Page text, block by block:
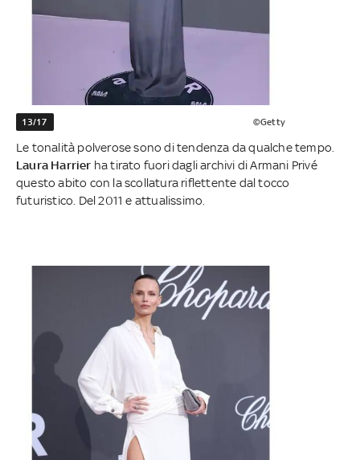
13/17 ©Getty
Le tonalità polverose sono di tendenza da qualche tempo.
Laura Harrier ha tirato fuori dagli archivi di Armani Privé
questo abito con la scollatura riflettente dal tocco
futuristico. Del 2011 e attualissimo.